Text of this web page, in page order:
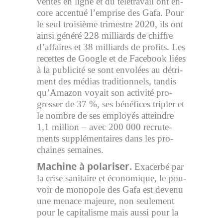
core ac­cen­tué l’em­prise des Gafa. Pour
le seul troi­sième tri­mestre 2020, ils ont
ainsi gé­néré 228 mil­liards de chiffre
d’affaires et 38 mil­liards de pro­fits. Les
re­cettes de Google et de Fa­ce­book liées
à la pu­bli­cité se sont en­vo­lées au dé­tri­
ment des mé­dias tra­di­tion­nels, tan­dis
qu’Ama­zon voyait son ac­ti­vité pro­
gres­ser de 37 %, ses bé­né­fices tri­pler et
le nombre de ses em­ployés at­teindre
1,1 million – avec 200 000 re­cru­te­
ments supplé­men­taires dans les pro­
chaines se­maines.
Ma­chine à po­la­ri­ser. Exa­cerbé par
la crise sa­ni­taire et éco­no­mique, le pou­
voir de mo­no­pole des Gafa est de­venu
une me­nace ma­jeure, non seule­ment
pour le capi­ta­lisme mais aussi pour la